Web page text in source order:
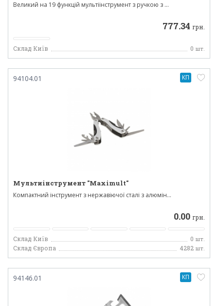
Великий на 19 функцій мультіінструмент з ручкою з ...
777.34 грн.
Склад Київ 0 шт.
94104.01
Мультиінструмент "Maximult"
Компактний інструмент з нержавіючої сталі з алюмін...
0.00 грн.
Склад Київ 0 шт.
Склад Європа 4282 шт.
КП
94146.01 КП